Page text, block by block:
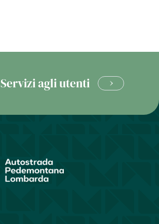
Servizi agli utenti
CLICCA
SCOPRI